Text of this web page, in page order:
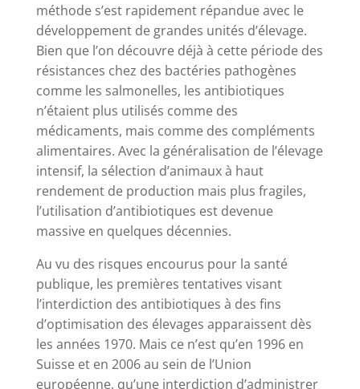
méthode s’est rapidement répandue avec le
développement de grandes unités d’élevage.
Bien que l’on découvre déjà à cette période des
résistances chez des bactéries pathogènes
comme les salmonelles, les antibiotiques
n’étaient plus utilisés comme des
médicaments, mais comme des compléments
alimentaires. Avec la généralisation de l’élevage
intensif, la sélection d’animaux à haut
rendement de production mais plus fragiles,
l’utilisation d’antibiotiques est devenue
massive en quelques décennies.
Au vu des risques encourus pour la santé
publique, les premières tentatives visant
l’interdiction des antibiotiques à des fins
d’optimisation des élevages apparaissent dès
les années 1970. Mais ce n’est qu’en 1996 en
Suisse et en 2006 au sein de l’Union
européenne, qu’une interdiction d’administrer